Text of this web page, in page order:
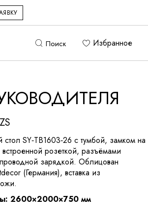
Поиск Избранное
стол SY‑TB1603‑26 с тумбой, замком на
встроенной розеткой, разъёмами
зарядкой. Облицован
(Германия), вставка из
2600×2000×750 мм